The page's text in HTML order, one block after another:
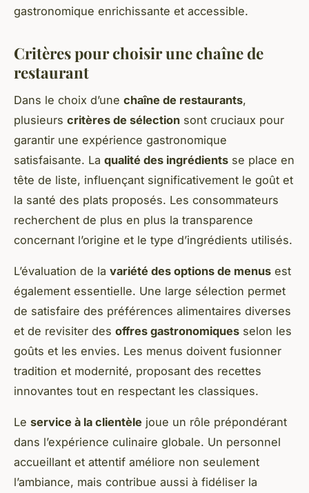
gastronomique enrichissante et accessible.
Critères pour choisir une chaîne de
restaurant
Dans le choix d’une chaîne de restaurants,
plusieurs critères de sélection sont cruciaux pour
garantir une expérience gastronomique
satisfaisante. La qualité des ingrédients se place en
tête de liste, influençant significativement le goût et
la santé des plats proposés. Les consommateurs
recherchent de plus en plus la transparence
concernant l’origine et le type d’ingrédients utilisés.
L’évaluation de la variété des options de menus est
également essentielle. Une large sélection permet
de satisfaire des préférences alimentaires diverses
et de revisiter des offres gastronomiques selon les
goûts et les envies. Les menus doivent fusionner
tradition et modernité, proposant des recettes
innovantes tout en respectant les classiques.
Le service à la clientèle joue un rôle prépondérant
dans l’expérience culinaire globale. Un personnel
accueillant et attentif améliore non seulement
l’ambiance, mais contribue aussi à fidéliser la